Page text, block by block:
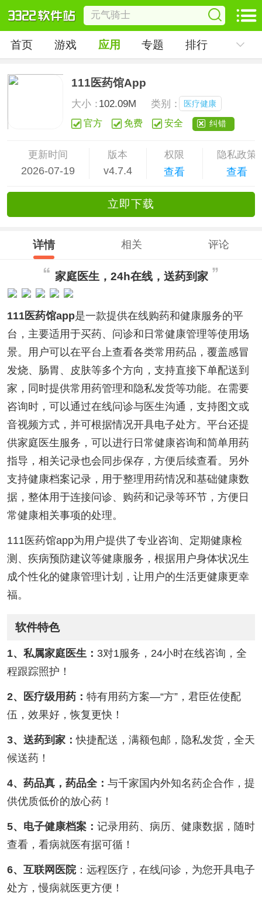
首页 游戏 应用 专题 排行
111医药馆App
大小：102.09M 类别： 医疗健康
官方 免费 安全 纠错
更新时间
2026-07-19
版本
v4.7.4
权限
查看
隐私政策
查看
立即下载
详情 相关 评论
家庭医生，24h在线，送药到家
111医药馆app是一款提供在线购药和健康服务的平
台，主要适用于买药、问诊和日常健康管理等使用场
景。用户可以在平台上查看各类常用药品，覆盖感冒
发烧、肠胃、皮肤等多个方向，支持直接下单配送到
家，同时提供常用药管理和隐私发货等功能。在需要
咨询时，可以通过在线问诊与医生沟通，支持图文或
音视频方式，并可根据情况开具电子处方。平台还提
供家庭医生服务，可以进行日常健康咨询和简单用药
指导，相关记录也会同步保存，方便后续查看。另外
支持健康档案记录，用于整理用药情况和基础健康数
据，整体用于连接问诊、购药和记录等环节，方便日
常健康相关事项的处理。
111医药馆app为用户提供了专业咨询、定期健康检
测、疾病预防建议等健康服务，根据用户身体状况生
成个性化的健康管理计划，让用户的生活更健康更幸
福。
软件特色
1、私属家庭医生： 3对1服务，24小时在线咨询，全
程跟踪照护！
2、医疗级用药： 特有用药方案—“方”，君臣佐使配
伍，效果好，恢复更快！
3、送药到家：快捷配送，满额包邮，隐私发货，全天
候送药！
4、药品真，药品全： 与千家国内外知名药企合作，提
供优质低价的放心药！
5、电子健康档案： 记录用药、病历、健康数据，随时
查看，看病就医有据可循！
6、互联网医院：远程医疗，在线问诊，为您开具电子
处方，慢病就医更方便！